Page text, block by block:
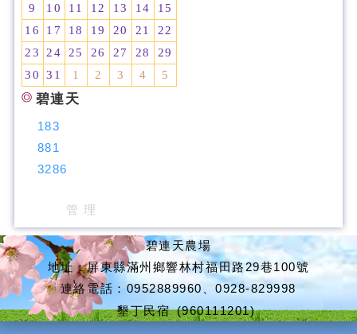
9
10 11 12 13 14
15
16
17 18 19 20 21
22
23
24 25 26 27 28
29
30
31 1 2 3 4 5
碧連天
183
881
3286
管 理
碧連天農場
地址：屏東縣滿州鄉響林村福田路29巷100號
連絡電話：0952889960、0928-829998
墾丁民宿 (960111201)